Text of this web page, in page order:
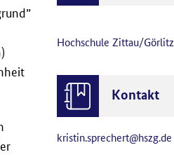
Hochschule Zittau/Görlitz
Kontakt
kristin.sprechert@hszg.de